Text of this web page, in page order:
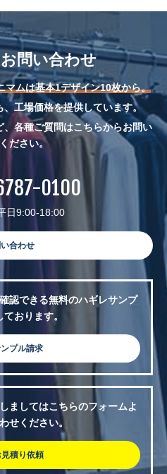
問い合わせ
マムは基本1デザイン10枚から。
工場価格を提供しています。
各種ご質問はこちらからお問い
ださい。
0100
日9:00-18:00
合わせ
認できる無料のハギレサンプ
おります。
プル請求
ましてはこちらのフォームよ
せください。
見積り依頼